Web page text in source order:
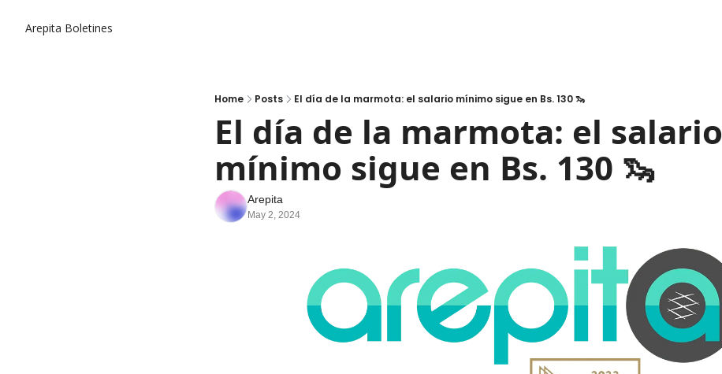
Arepita Boletines
Home Posts El día de la marmota: el salario mínimo sigue en Bs. 130 🦦
El día de la marmota: el salario
mínimo sigue en Bs. 130 🦦
Arepita
May 2, 2024